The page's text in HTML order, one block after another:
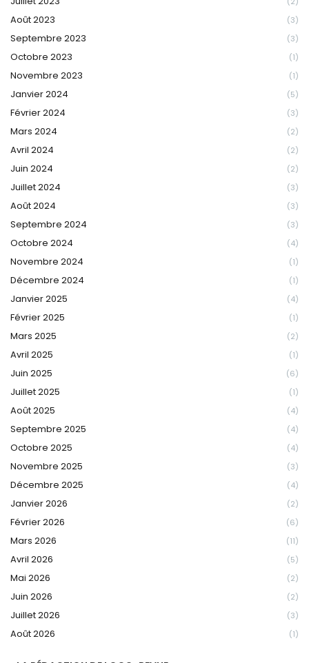
Août 2023 (3)
Septembre 2023 (3)
Octobre 2023 (1)
Novembre 2023 (1)
Janvier 2024 (5)
Février 2024 (3)
Mars 2024 (2)
Avril 2024 (2)
Juin 2024 (2)
Juillet 2024 (3)
Août 2024 (3)
Septembre 2024 (3)
Octobre 2024 (4)
Novembre 2024 (1)
Décembre 2024 (1)
Janvier 2025 (4)
Février 2025 (1)
Mars 2025 (2)
Avril 2025 (1)
Juin 2025 (6)
Juillet 2025 (1)
Août 2025 (4)
Septembre 2025 (4)
Octobre 2025 (4)
Novembre 2025 (3)
Décembre 2025 (4)
Janvier 2026 (2)
Février 2026 (6)
Mars 2026 (11)
Avril 2026 (5)
Mai 2026 (2)
Juin 2026 (2)
Juillet 2026 (3)
Août 2026 (1)